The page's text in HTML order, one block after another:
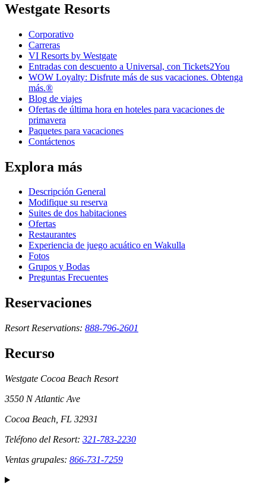
Westgate Resorts
Corporativo
Carreras
VI Resorts by Westgate
Entradas con descuento a Universal, con Tickets2You
WOW Loyalty: Disfrute más de sus vacaciones. Obtenga
más.®
Blog de viajes
Ofertas de última hora en hoteles para vacaciones de
primavera
Paquetes para vacaciones
Contáctenos
Explora más
Descripción General
Modifique su reserva
Suites de dos habitaciones
Ofertas
Restaurantes
Experiencia de juego acuático en Wakulla
Fotos
Grupos y Bodas
Preguntas Frecuentes
Reservaciones
Resort Reservations: 888-796-2601
Recurso
Westgate Cocoa Beach Resort
3550 N Atlantic Ave
Cocoa Beach, FL 32931
Teléfono del Resort: 321-783-2230
Ventas grupales: 866-731-7259